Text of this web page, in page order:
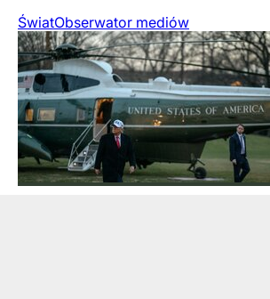
ŚwiatObserwator mediów